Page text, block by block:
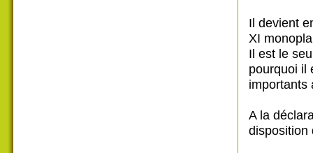
Il devient
XI
Il est le
pourquoi il
importants
A la
disposition